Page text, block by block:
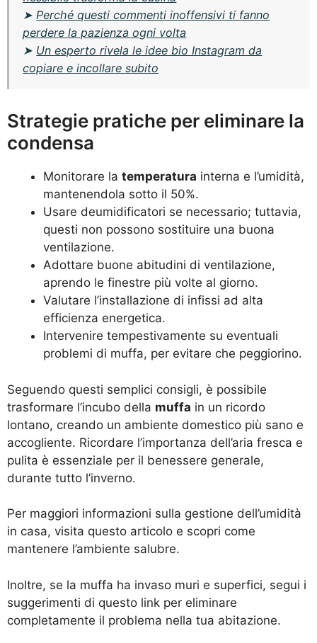
➤ Perché questi commenti inoffensivi ti fanno
perdere la pazienza ogni volta
➤ Un esperto rivela le idee bio Instagram da
copiare e incollare subito
Strategie pratiche per eliminare la
condensa
Monitorare la temperatura interna e l’umidità,
mantenendola sotto il 50%.
Usare deumidificatori se necessario; tuttavia,
questi non possono sostituire una buona
ventilazione.
Adottare buone abitudini di ventilazione,
aprendo le finestre più volte al giorno.
Valutare l’installazione di infissi ad alta
efficienza energetica.
Intervenire tempestivamente su eventuali
problemi di muffa, per evitare che peggiorino.
Seguendo questi semplici consigli, è possibile
trasformare l’incubo della muffa in un ricordo
lontano, creando un ambiente domestico più sano e
accogliente. Ricordare l’importanza dell’aria fresca e
pulita è essenziale per il benessere generale,
durante tutto l’inverno.
Per maggiori informazioni sulla gestione dell’umidità
in casa, visita questo articolo e scopri come
mantenere l’ambiente salubre.
Inoltre, se la muffa ha invaso muri e superfici, segui i
suggerimenti di questo link per eliminare
completamente il problema nella tua abitazione.